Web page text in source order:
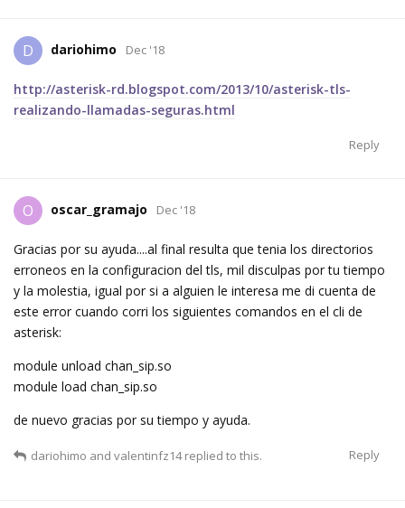
D dariohimo Dec '18
http://asterisk-rd.blogspot.com/2013/10/asterisk-tls-
realizando-llamadas-seguras.html
Reply
O oscar_gramajo Dec '18
Gracias por su ayuda....al final resulta que tenia los directorios
erroneos en la configuracion del tls, mil disculpas por tu tiempo
y la molestia, igual por si a alguien le interesa me di cuenta de
este error cuando corri los siguientes comandos en el cli de
asterisk:
module unload chan_sip.so
module load chan_sip.so
de nuevo gracias por su tiempo y ayuda.
Reply
dariohimo and valentinfz14replied to this.